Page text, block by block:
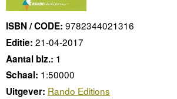
ISBN / CODE: 9782344021316
Editie: 21-04-2017
Aantal blz.: 1
Schaal: 1:50000
Uitgever: Rando Editions